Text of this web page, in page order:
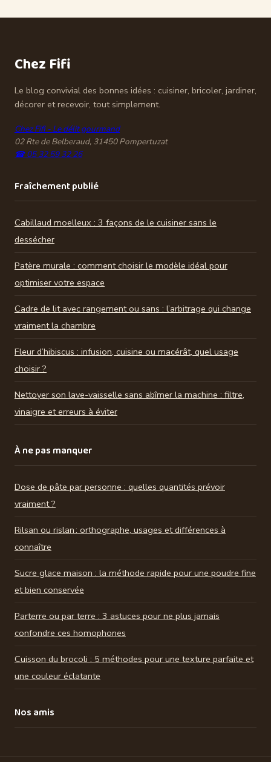
solutions pour
variables
Chez Fifi
Le blog convivial des bonnes idées : cuisiner, bricoler, jardiner,
décorer et recevoir, tout simplement.
Chez Fifi - Le délit gourmand
02 Rte de Belberaud, 31450 Pompertuzat
☎ 05 32 59 32 26
Fraîchement publié
Cabillaud moelleux : 3 façons de le cuisiner sans le
dessécher
Patère murale : comment choisir le modèle idéal pour
optimiser votre espace
Cadre de lit avec rangement ou sans : l’arbitrage qui change
vraiment la chambre
Fleur d’hibiscus : infusion, cuisine ou macérât, quel usage
choisir ?
Nettoyer son lave-vaisselle sans abîmer la machine : filtre,
vinaigre et erreurs à éviter
À ne pas manquer
Dose de pâte par personne : quelles quantités prévoir
vraiment ?
Rilsan ou rislan : orthographe, usages et différences à
connaître
Sucre glace maison : la méthode rapide pour une poudre fine
et bien conservée
Parterre ou par terre : 3 astuces pour ne plus jamais
confondre ces homophones
Cuisson du brocoli : 5 méthodes pour une texture parfaite et
une couleur éclatante
Nos amis